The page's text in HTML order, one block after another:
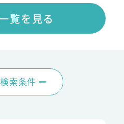
覧を見る
索条件